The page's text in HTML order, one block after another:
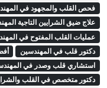
فحص القلب والمجهود في
علاج ضيق الشرايين التاجية
عمليات القلب المفتوح في
دكتور قلب في المهندسين
استشاري قلب وصدر في
دكتور متخصص في القلب